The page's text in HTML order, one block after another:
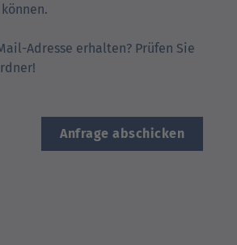
Adresse erhalten? Prüfen Sie
Anfrage abschicken